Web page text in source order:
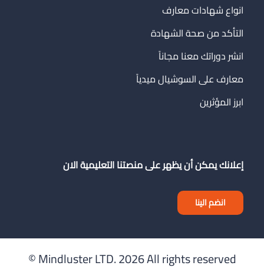
انواع شهادات معارف
التأكد من صحة الشهادة
انشر دوراتك معنا مجاناً
معارف على السوشيال ميدياً
ابرز المؤثرين
إعلانك يمكن أن يظهر على منصتنا التعليمية الان
انضم الينا
Mindluster LTD.2026 All rights reserved ©